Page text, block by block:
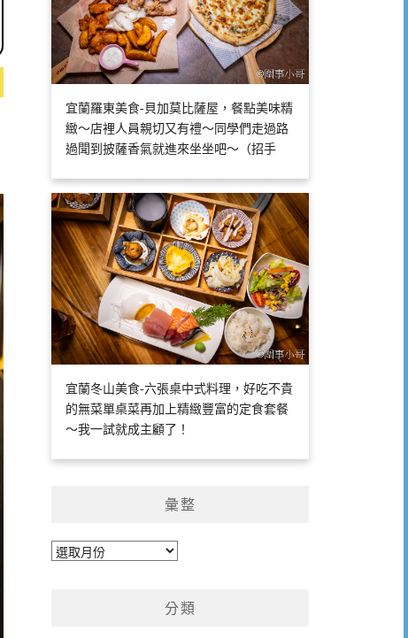
宜蘭羅東美食-貝加莫比薩屋，餐點美味精
緻～店裡人員親切又有禮～同學們走過路
過聞到披薩香氣就進來坐坐吧～（招手
宜蘭冬山美食-六張桌中式料理，好吃不貴
的無菜單桌菜再加上精緻豐富的定食套餐
～我一試就成主顧了！
彙整
彙
分類